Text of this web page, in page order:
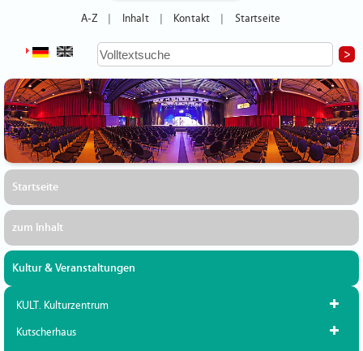
A-Z Inhalt Kontakt Startseite
Startseite
zum Inhalt
Kultur & Veranstaltungen
KULT. Kulturzentrum
Kutscherhaus